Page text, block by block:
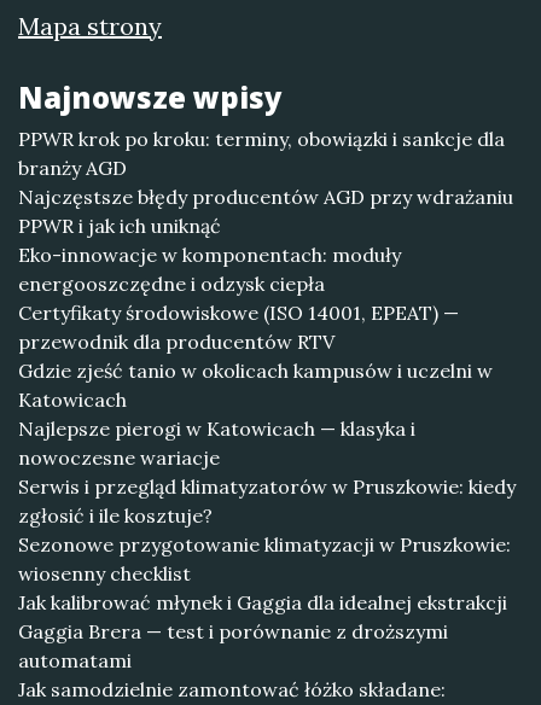
Mapa strony
Najnowsze wpisy
PPWR krok po kroku: terminy, obowiązki i sankcje dla
branży AGD
Najczęstsze błędy producentów AGD przy wdrażaniu
PPWR i jak ich uniknąć
Eko-innowacje w komponentach: moduły
energooszczędne i odzysk ciepła
Certyfikaty środowiskowe (ISO 14001, EPEAT) —
przewodnik dla producentów RTV
Gdzie zjeść tanio w okolicach kampusów i uczelni w
Katowicach
Najlepsze pierogi w Katowicach — klasyka i
nowoczesne wariacje
Serwis i przegląd klimatyzatorów w Pruszkowie: kiedy
zgłosić i ile kosztuje?
Sezonowe przygotowanie klimatyzacji w Pruszkowie:
wiosenny checklist
Jak kalibrować młynek i Gaggia dla idealnej ekstrakcji
Gaggia Brera — test i porównanie z droższymi
automatami
Jak samodzielnie zamontować łóżko składane: